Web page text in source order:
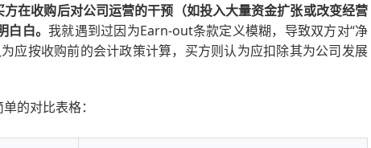
在收购后对公司运营的干预（如投入大量资金扩张或改变经营
白白。我就遇到过因为Earn-out条款定义模糊，导致双方对“净
应按收购前的会计政策计算，买方则认为应扣除其为公司发展
的对比表格：